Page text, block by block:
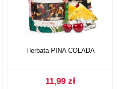
Herbata PINA COLADA
11,99 zł